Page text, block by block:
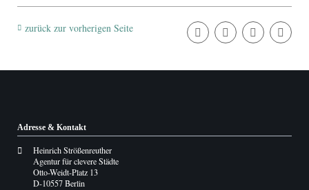
zurück zur vorherigen Seite
Adresse & Kontakt
Heinrich Strößenreuther
Agentur für clevere Städte
Otto-Weidt-Platz 13
D-10557 Berlin